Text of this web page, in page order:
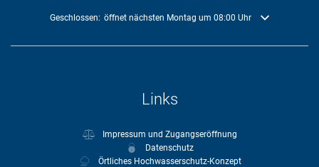
Klicken, um weitere Öffnungs- oder Schließzeiten auszublenden
Geschlossen: öffnet nächsten Montag um 08:00 Uhr
Links
Impressum und Zugangseröffnung
Datenschutz
Örtliches Hochwasserschutz-Konzept